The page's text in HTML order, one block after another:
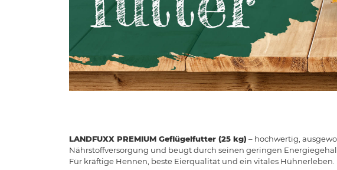
LANDFUXX PREMIUM Geflügelfutter (25 kg) – hochwertig,
Nährstoffversorgung und beugt durch seinen geringen
Für kräftige Hennen, beste Eierqualität und ein vitales Hühnerleben.